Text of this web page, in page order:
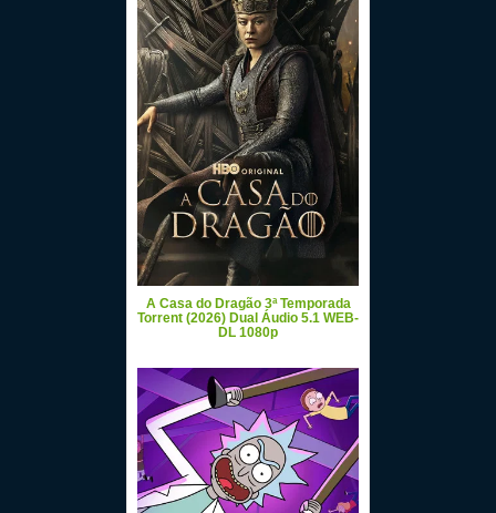
A Casa do Dragão 3ª Temporada
Torrent (2026) Dual Áudio 5.1 WEB-
DL 1080p